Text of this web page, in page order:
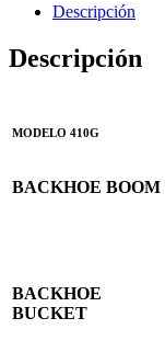
Descripción
Descripción
MODELO 410G
BACKHOE BOOM
BACKHOE
BUCKET